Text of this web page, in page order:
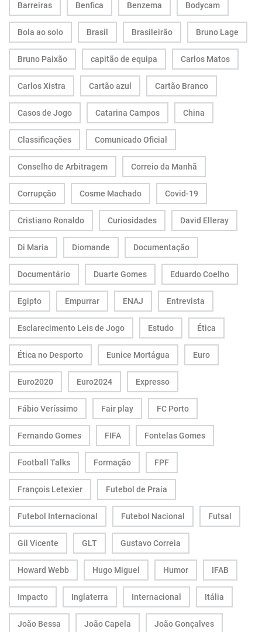
Barreiras Benfica Benzema Bodycam
Bola ao solo Brasil Brasileirão Bruno Lage
Bruno Paixão capitão de equipa Carlos Matos
Carlos Xistra Cartão azul Cartão Branco
Casos de Jogo Catarina Campos China
Classificações Comunicado Oficial
Conselho de Arbitragem Correio da Manhã
Corrupção Cosme Machado Covid-19
Cristiano Ronaldo Curiosidades David Elleray
Di Maria Diomande Documentação
Documentário Duarte Gomes Eduardo Coelho
Egipto Empurrar ENAJ Entrevista
Esclarecimento Leis de Jogo Estudo Ética
Ética no Desporto Eunice Mortágua Euro
Euro2020 Euro2024 Expresso
Fábio Veríssimo Fair play FC Porto
Fernando Gomes FIFA Fontelas Gomes
Football Talks Formação FPF
François Letexier Futebol de Praia
Futebol Internacional Futebol Nacional Futsal
Gil Vicente GLT Gustavo Correia
Howard Webb Hugo Miguel Humor IFAB
Impacto Inglaterra Internacional Itália
João Bessa João Capela João Gonçalves